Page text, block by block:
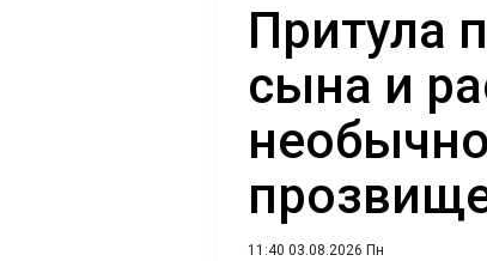
Притула
сына и
11:40 03.08.2026 Пн